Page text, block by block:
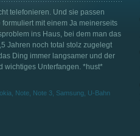
telefonieren. Und sie passen
mit einem Ja meinerseits
ins Haus, bei dem man das
Jahren noch total stolz zugelegt
Ding immer langsamer und der
wichtiges Unterfangen. *hust*
Note Note 3 Samsung
U-Bahn